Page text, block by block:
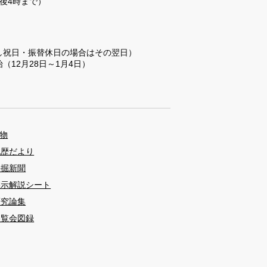
祝日・振替休日の場合はその翌日）
12月28日～1月4日）
だより
新聞
解説シート
論集
覧会図録